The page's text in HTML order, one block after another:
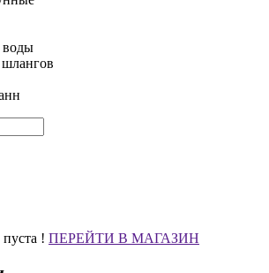
воды
! ПЕРЕЙТИ В МАГАЗИН